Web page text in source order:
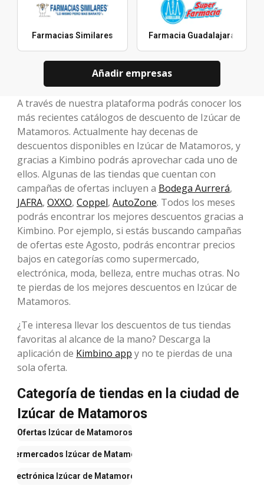
Farmacias Similares Farmacia Guadalajara
Añadir empresas
A través de nuestra plataforma podrás conocer los
más recientes catálogos de descuento de Izúcar de
Matamoros. Actualmente hay decenas de
descuentos disponibles en Izúcar de Matamoros, y
gracias a Kimbino podrás aprovechar cada uno de
ellos. Algunas de las tiendas que cuentan con
campañas de ofertas incluyen a Bodega Aurrerá,
JAFRA, OXXO, Coppel, AutoZone. Todos los meses
podrás encontrar los mejores descuentos gracias a
Kimbino. Por ejemplo, si estás buscando campañas
de ofertas este Agosto, podrás encontrar precios
bajos en categorías como supermercado,
electrónica, moda, belleza, entre muchas otras. No
te pierdas de los mejores descuentos en Izúcar de
Matamoros.
¿Te interesa llevar los descuentos de tus tiendas
favoritas al alcance de la mano? Descarga la
aplicación de Kimbino app y no te pierdas de una
sola oferta.
Categoría de tiendas en la ciudad de
Izúcar de Matamoros
Ofertas Izúcar de Matamoros
Supermercados Izúcar de Matamoros
Electrónica Izúcar de Matamoros